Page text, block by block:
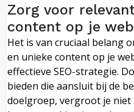
Zorg voor
content op je
Het is van cruciaal belang
en unieke content op je
effectieve SEO-strategie.
bieden die aansluit bij de
doelgroep, vergroot je niet